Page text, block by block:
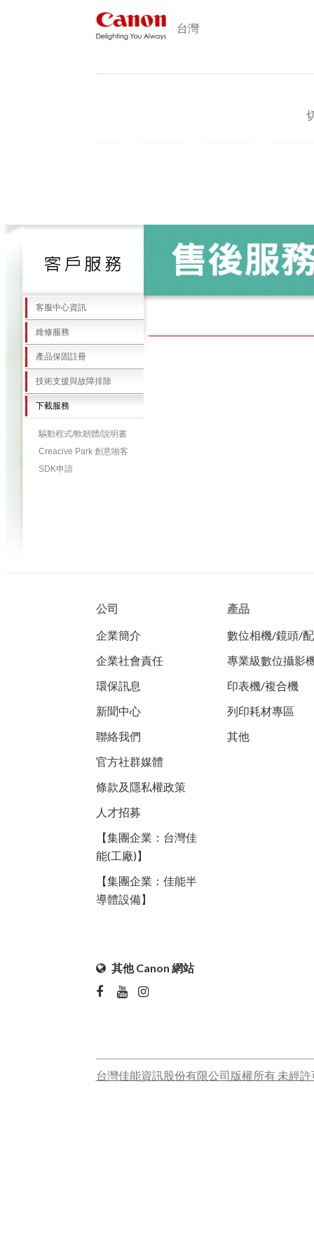
台灣
客服中心資訊
維修服務
產品保固註冊
技術支援與故障排除
下載服務
驅動程式/軟韌體/說明書
Creacive Park 創意啪客
SDK申請
公司
企業簡介
企業社會責任
環保訊息
新聞中心
聯絡我們
官方社群媒體
條款及隱私權政策
人才招募
【集團企業：台灣佳
能(工廠)】
【集團企業：佳能半
導體設備】
產品
數位相機/鏡頭/
專業級數位攝影
印表機/複合機
列印耗材專區
其他
其他 Canon 網站
台灣佳能資訊股份有限公司版權所有 未經